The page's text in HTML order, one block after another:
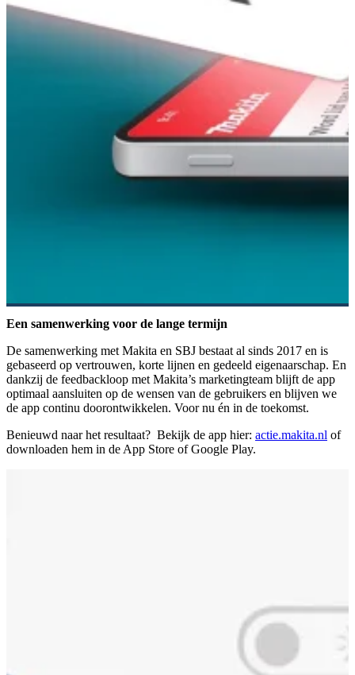
Een samenwerking voor de lange termijn
De samenwerking met Makita en SBJ bestaat al sinds 2017 en is
gebaseerd op vertrouwen, korte lijnen en gedeeld eigenaarschap. En
dankzij de feedbackloop met Makita’s marketingteam blijft de app
optimaal aansluiten op de wensen van de gebruikers en blijven we
de app continu doorontwikkelen. Voor nu én in de toekomst.
Benieuwd naar het resultaat? Bekijk de app hier: actie.makita.nl of
downloaden hem in de App Store of Google Play.